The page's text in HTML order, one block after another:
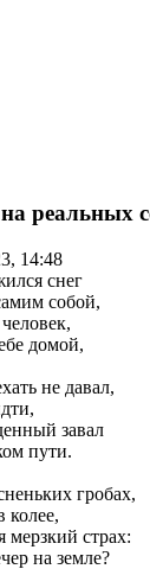
реальных
14:48
снег
собой,
домой,
не давал,
завал
пути.
гробах,
колее,
мерзкий страх:
на земле?